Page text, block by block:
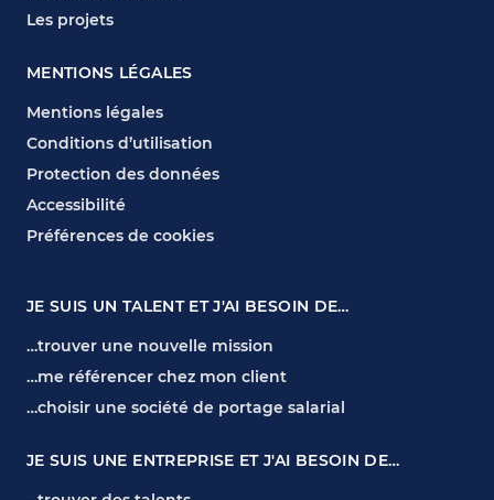
Les projets
MENTIONS LÉGALES
Mentions légales
Conditions d’utilisation
Protection des données
Accessibilité
Préférences de cookies
JE SUIS UN TALENT ET J'AI BESOIN DE…
…trouver une nouvelle mission
…me référencer chez mon client
…choisir une société de portage salarial
JE SUIS UNE ENTREPRISE ET J'AI BESOIN DE…